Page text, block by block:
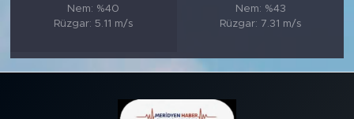
Nem: %40
Rüzgar: 5.11 m/s
Nem: %43
Rüzgar: 7.31 m/s